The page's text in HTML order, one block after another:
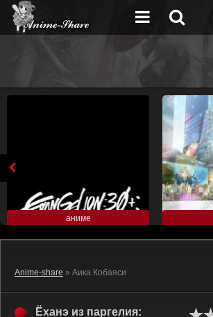
аниме
Anime-share » Аика Кобаяси
Ёханэ из паргелия: